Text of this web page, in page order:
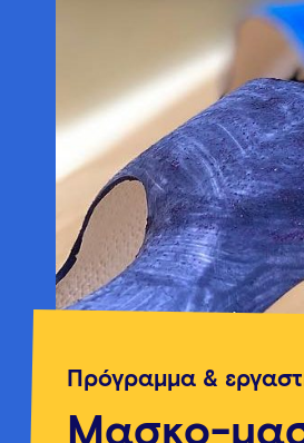
Πρόγραμμα &
Μασκο-